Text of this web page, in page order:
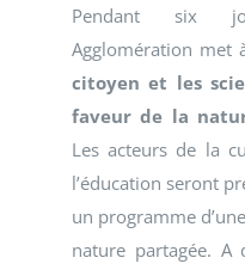
Pendant six
Agglomération met
citoyen et les
faveur de la
Les acteurs de la
l’éducation seront
un programme
nature partagée. A